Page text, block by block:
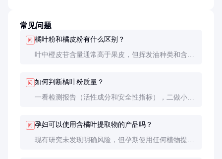
常见问题
问 橘叶粉和橘皮粉有什么区别？
叶中橙皮苷含量通常高于果皮，但挥发油种类和含量
问 如何判断橘叶粉质量？
一看检测报告（活性成分和安全性指标），二做小试
能力。
问 孕妇可以使用含橘叶提取物的产品吗？
现有研究未发现明确风险，但孕期使用任何植物提取